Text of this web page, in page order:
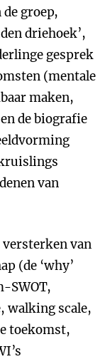
groep,
driehoek’,
gesprek
(mentale
maken,
de biografie
van
versterken van
(de ‘why’
SWOT,
walking scale,
toekomst,